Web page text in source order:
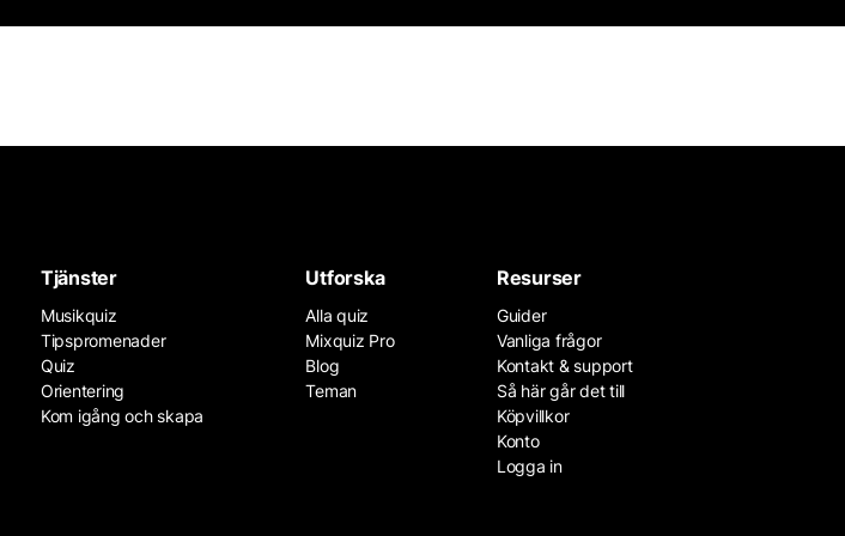
Tjänster
Musikquiz
Tipspromenader
Quiz
Orientering
Kom igång och skapa
Utforska
Alla quiz
Mixquiz Pro
Blog
Teman
Resurser
Guider
Vanliga frågor
Kontakt & support
Så här går det till
Köpvillkor
Konto
Logga in